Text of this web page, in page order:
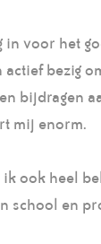
in voor het
bezig
bijdragen
mij enorm.
ook heel
school en